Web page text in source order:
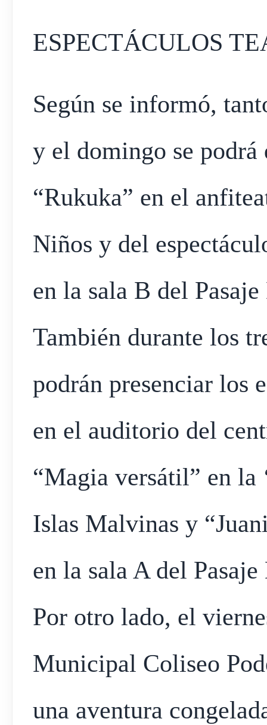
ESPECTÁCULOS
Según se informó,
y el domingo se
“Rukuka” en el
Niños y del
en la sala B del
También durante los
podrán presenciar los
en el auditorio del
“Magia versátil” en la
Islas Malvinas y
en la sala A del
Por otro lado, el
Municipal Coliseo
una aventura